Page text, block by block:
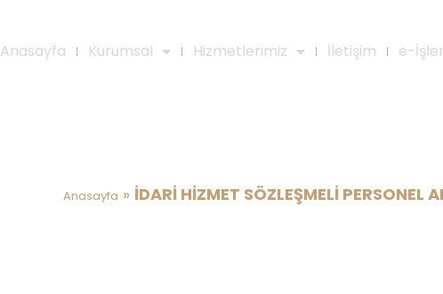
Anasayfa Kurumsal Hizmetlerimiz İletişim e-
Anasayfa » İDARİ HİZMET SÖZLEŞMELİ PERSONEL